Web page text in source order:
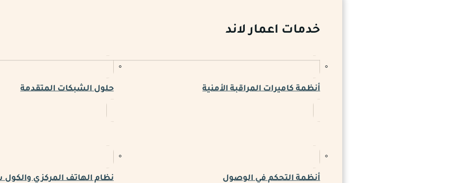
خدمات اعمار لاند
أنظمة كاميرات المراقبة الأمنية حلول الشبكات المتقدمة
أنظمة التحكم في الوصول نظام الهاتف المركزي والكول